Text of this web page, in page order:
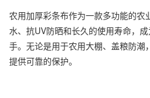
农用加厚彩条布作为一款多功能的农
水、抗UV防晒和长久的使用寿命，
手。无论是用于农用大棚、盖粮防潮
提供可靠的保护。